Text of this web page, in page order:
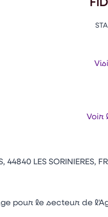
Voir
44840 LES SORINIERES, FR
pour le secteur de